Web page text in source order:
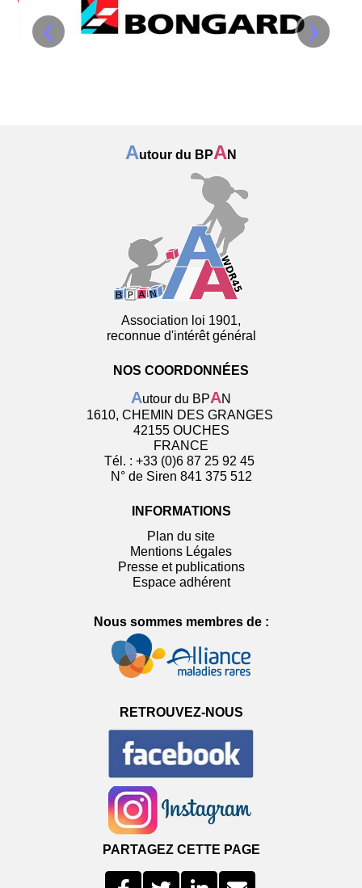
‹ ›
Autour du BPAN
Association loi 1901,
reconnue d'intérêt général
NOS COORDONNÉES
Autour du BPAN
1610, CHEMIN DES GRANGES
42155 OUCHES
FRANCE
Tél. : +33 (0)6 87 25 92 45
N° de Siren 841 375 512
INFORMATIONS
Plan du site
Mentions Légales
Presse et publications
Espace adhérent
Nous sommes membres de :
RETROUVEZ-NOUS
PARTAGEZ CETTE PAGE